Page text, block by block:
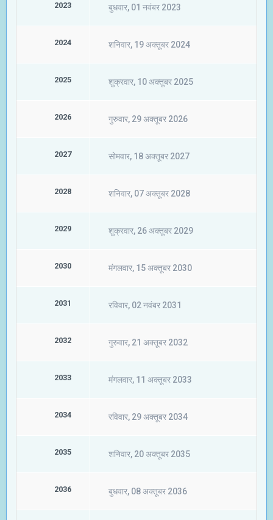
2023 बुधवार, 01 नवंबर 2023
2024 शनिवार, 19 अक्तूबर 2024
2025 शुक्रवार, 10 अक्तूबर 2025
2026 गुरुवार, 29 अक्तूबर 2026
2027 सोमवार, 18 अक्तूबर 2027
2028 शनिवार, 07 अक्तूबर 2028
2029 शुक्रवार, 26 अक्तूबर 2029
2030 मंगलवार, 15 अक्तूबर 2030
2031 रविवार, 02 नवंबर 2031
2032 गुरुवार, 21 अक्तूबर 2032
2033 मंगलवार, 11 अक्तूबर 2033
2034 रविवार, 29 अक्तूबर 2034
2035 शनिवार, 20 अक्तूबर 2035
2036 बुधवार, 08 अक्तूबर 2036